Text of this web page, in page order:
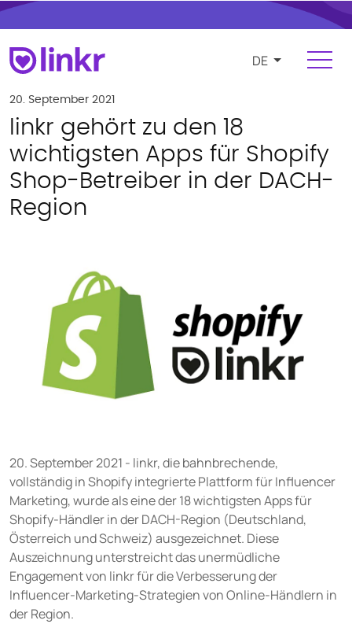
Für Influencer
Plattform
FUNKTIONEN
Produkt- und e-commerce Integration
Budgets und Vergütungen
Zahlungen und Rechnungslegung
Social Media Inhalte beauftragen
Für Talentmanager
Für Agenturen
Preise
Ressourcen
WISSENSWERTES
DE
20. September 2021
linkr gehört zu den 18
wichtigsten Apps für Shopify
Shop-Betreiber in der DACH-
Region
20. September 2021 - linkr, die bahnbrechende,
vollständig in Shopify integrierte Plattform für Influencer
Marketing, wurde als eine der 18 wichtigsten Apps für
Shopify-Händler in der DACH-Region (Deutschland,
Österreich und Schweiz) ausgezeichnet. Diese
Auszeichnung unterstreicht das unermüdliche
Engagement von linkr für die Verbesserung der
Influencer-Marketing-Strategien von Online-Händlern in
der Region.